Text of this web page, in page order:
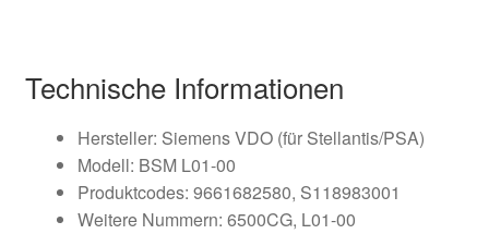
Technische Informationen
Hersteller: Siemens VDO (für Stellantis/PSA)
Modell: BSM L01-00
Produktcodes: 9661682580, S118983001
Weitere Nummern: 6500CG, L01-00